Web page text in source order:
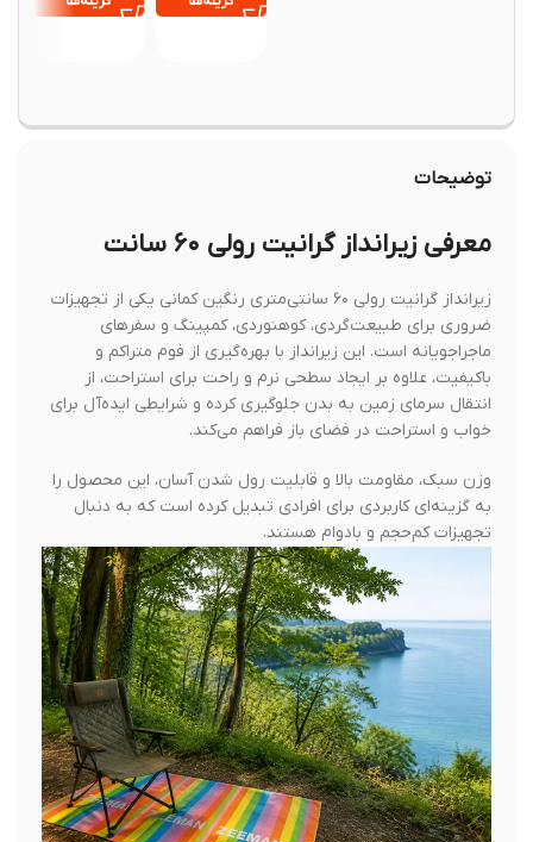
توضیحات
معرفی زیرانداز گرانیت رولی ۶۰ سانت
زیرانداز گرانیت رولی ۶۰ سانتی‌متری رنگین کمانی یکی از تجهیزات
ضروری برای طبیعت‌گردی، کوهنوردی، کمپینگ و سفرهای
ماجراجویانه است. این زیرانداز با بهره‌گیری از فوم متراکم و
باکیفیت، علاوه بر ایجاد سطحی نرم و راحت برای استراحت، از
انتقال سرمای زمین به بدن جلوگیری کرده و شرایطی ایده‌آل برای
خواب و استراحت در فضای باز فراهم می‌کند.
وزن سبک، مقاومت بالا و قابلیت رول شدن آسان، این محصول را
به گزینه‌ای کاربردی برای افرادی تبدیل کرده است که به دنبال
تجهیزات کم‌حجم و بادوام هستند.